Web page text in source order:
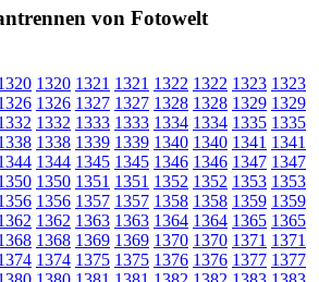
von Fotowelt
1320 1321 1321 1322 1322 1323 1323
1326 1327 1327 1328 1328 1329 1329
1332 1333 1333 1334 1334 1335 1335
1338 1339 1339 1340 1340 1341 1341
1344 1345 1345 1346 1346 1347 1347
1350 1351 1351 1352 1352 1353 1353
1356 1357 1357 1358 1358 1359 1359
1362 1363 1363 1364 1364 1365 1365
1368 1369 1369 1370 1370 1371 1371
1374 1375 1375 1376 1376 1377 1377